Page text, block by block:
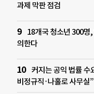
과제 막판 점검
18개국 청소년 300명,
의한다
커지는 공익 법률
비정규직·나홀로 사무실”